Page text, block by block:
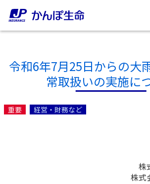
トップ
ご契約者さま
マイページログイン
令和6年7月25日からの大
常取扱いの実施に
重要 経営・財務など
株
株式